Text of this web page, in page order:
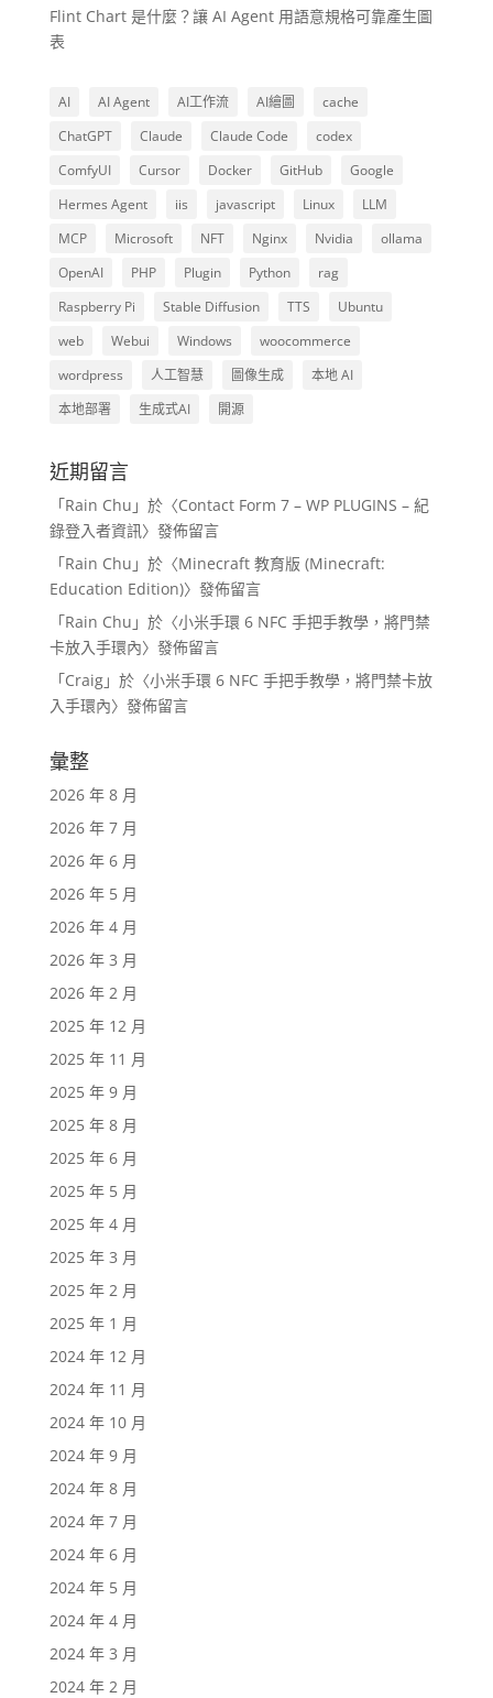
Flint Chart 是什麼？讓 AI Agent 用語意規格可靠產生圖
表
AI AI Agent AI工作流 AI繪圖
cache
ChatGPT
Claude Claude Code
codex
ComfyUI
Cursor Docker GitHub
Google
Hermes Agent
iis javascript Linux
LLM
MCP
Microsoft NFT Nginx Nvidia
ollama
OpenAI
PHP Plugin Python
rag
Raspberry Pi
Stable Diffusion TTS
Ubuntu
web
Webui Windows
woocommerce
wordpress
人工智慧 圖像生成
本地 AI
本地部署
生成式AI 開源
近期留言
「Rain Chu 」於〈Contact Form 7 – WP PLUGINS – 紀
錄登入者資訊〉發佈留言
「Rain Chu 」於〈Minecraft 教育版 (Minecraft:
Education Edition)〉發佈留言
「Rain Chu 」於〈小米手環 6 NFC 手把手教學，將門禁
卡放入手環內〉發佈留言
「Craig」於〈小米手環 6 NFC 手把手教學，將門禁卡放
入手環內〉發佈留言
彙整
2026 年 8 月
2026 年 7 月
2026 年 6 月
2026 年 5 月
2026 年 4 月
2026 年 3 月
2026 年 2 月
2025 年 12 月
2025 年 11 月
2025 年 9 月
2025 年 8 月
2025 年 6 月
2025 年 5 月
2025 年 4 月
2025 年 3 月
2025 年 2 月
2025 年 1 月
2024 年 12 月
2024 年 11 月
2024 年 10 月
2024 年 9 月
2024 年 8 月
2024 年 7 月
2024 年 6 月
2024 年 5 月
2024 年 4 月
2024 年 3 月
2024 年 2 月